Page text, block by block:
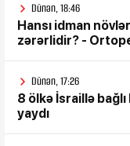
Dünən, 18:46
Hansı idman
zərərlidir? -
Dünən, 17:26
8 ölkə İsraillə
yaydı